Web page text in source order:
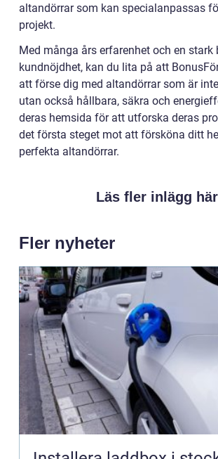
altandörrar som kan specialanpassas
projekt.
Med många års erfarenhet och en stark
kundnöjdhet, kan du lita på att
att förse dig med altandörrar som är
utan också hållbara, säkra och
deras hemsida för att utforska deras
det första steget mot att försköna ditt
perfekta altandörrar.
Läs fler inlägg här
Fler nyheter